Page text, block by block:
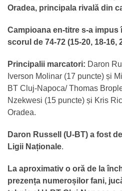
Oradea, principala rivală din
Campioana en-titre s-a impus
scorul de 74-72 (15-20, 18-16,
Principalii marcatori: Daron
Iverson Molinar (17 puncte) și
BT Cluj-Napoca/ Thomas
Nzekwesi (15 puncte) și Kris
Oradea.
Daron Russell
(U-BT) a fost
Ligii Naționale.
La aproximativ o oră de la
prezența numeroșilor fani,